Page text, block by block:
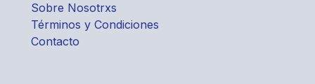
Sobre Nosotrxs
Términos y Condiciones
Contacto